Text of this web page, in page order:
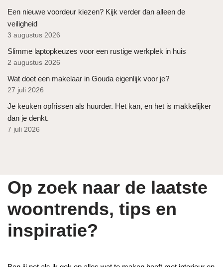
Een nieuwe voordeur kiezen? Kijk verder dan alleen de
veiligheid
3 augustus 2026
Slimme laptopkeuzes voor een rustige werkplek in huis
2 augustus 2026
Wat doet een makelaar in Gouda eigenlijk voor je?
27 juli 2026
Je keuken opfrissen als huurder. Het kan, en het is makkelijker
dan je denkt.
7 juli 2026
Op zoek naar de laatste
woontrends, tips en
inspiratie?